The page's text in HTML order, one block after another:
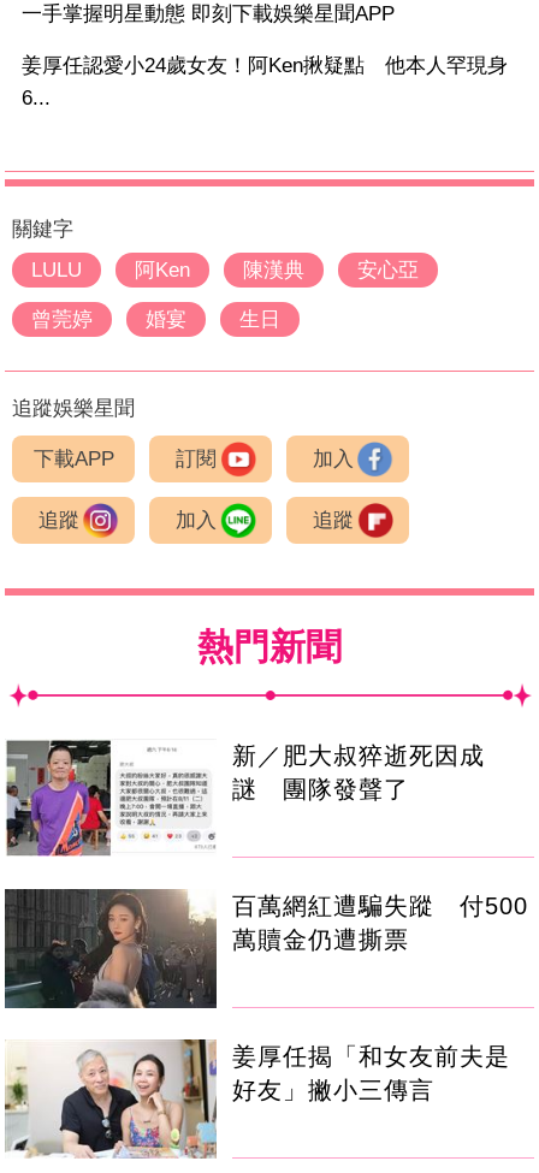
一手掌握明星動態 即刻下載娛樂星聞APP
姜厚任認愛小24歲女友！阿Ken揪疑點 他本人罕現身
6...
關鍵字
LULU
阿Ken 陳漢典 安心亞
曾莞婷 婚宴 生日
追蹤娛樂星聞
下載APP 訂閱 加入
追蹤 加入 追蹤
熱門新聞
新／肥大叔猝逝死因成
謎 團隊發聲了
百萬網紅遭騙失蹤 付500
萬贖金仍遭撕票
姜厚任揭「和女友前夫是
好友」撇小三傳言